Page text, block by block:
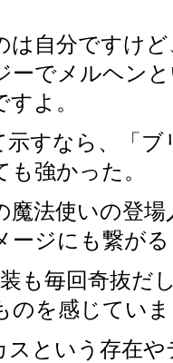
は自分ですけ
ーでメルヘン
よ。
すなら、「ブ
強かった。
魔法使いの登
ージにも繋が
も毎回奇抜だ
のを感じてい
スという存在